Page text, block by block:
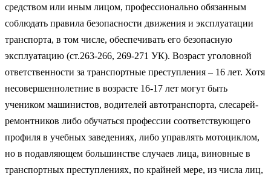
средством или иным лицом, профессионально обязанным
соблюдать правила безопасности движения и эксплуатации
транспорта, в том числе, обеспечивать его безопасную
эксплуатацию (ст.263-266, 269-271 УК). Возраст уголовной
ответственности за транспортные преступления – 16 лет. Хотя
несовершеннолетние в возрасте 16-17 лет могут быть
учеником машинистов, водителей автотранспорта, слесарей-
ремонтников либо обучаться профессии соответствующего
профиля в учебных заведениях, либо управлять мотоциклом,
но в подавляющем большинстве случаев лица, виновные в
транспортных преступлениях, по крайней мере, из числа лиц,